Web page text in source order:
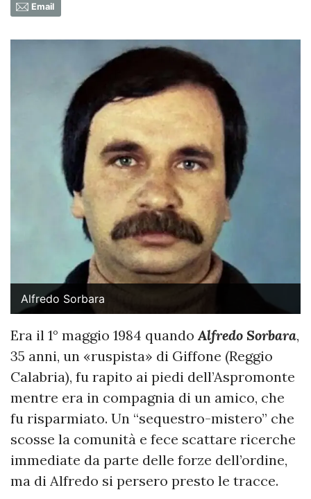
Email
Alfredo Sorbara
Era il 1° maggio 1984 quando Alfredo Sorbara,
35 anni, un «ruspista» di Giffone (Reggio
Calabria), fu rapito ai piedi dell’Aspromonte
mentre era in compagnia di un amico, che
fu risparmiato. Un “sequestro-mistero” che
scosse la comunità e fece scattare ricerche
immediate da parte delle forze dell’ordine,
ma di Alfredo si persero presto le tracce.